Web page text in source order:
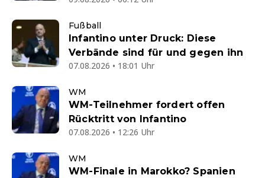
Fußball
Infantino unter Druck: Diese
Verbände sind für und gegen ihn
07.08.2026 • 18:01 Uhr
WM
WM-Teilnehmer fordert offen
Rücktritt von Infantino
07.08.2026 • 12:26 Uhr
WM
WM-Finale in Marokko? Spanien